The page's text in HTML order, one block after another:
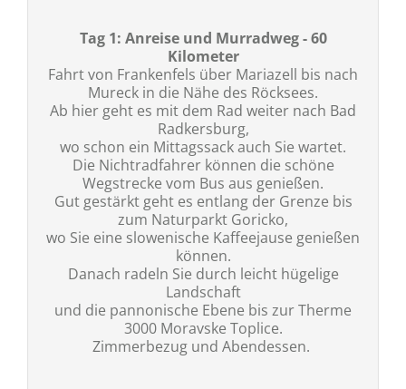
Tag 1: Anreise und Murradweg - 60
Kilometer
Fahrt von Frankenfels über Mariazell bis nach
Mureck in die Nähe des Röcksees.
Ab hier geht es mit dem Rad weiter nach Bad
Radkersburg,
wo schon ein Mittagssack auch Sie wartet.
Die Nichtradfahrer können die schöne
Wegstrecke vom Bus aus genießen.
Gut gestärkt geht es entlang der Grenze bis
zum Naturparkt Goricko,
wo Sie eine slowenische Kaffeejause genießen
können.
Danach radeln Sie durch leicht hügelige
Landschaft
und die pannonische Ebene bis zur Therme
3000 Moravske Toplice.
Zimmerbezug und Abendessen.